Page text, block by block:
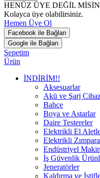
HENÜZ ÜYE DEĞİL
Kolayca üye olabilirsiniz.
Hemen Üye Ol
Facebook ile Bağlan
Google ile Bağlan
Sepetim
Ürün
İNDİRİM!!
Aksesuarlar
Akü ve Şarj
Bahçe
Boya ve Astarlar
Daire Testereler
Elektrikli El
Elektrikli
Endüstriyel
İş Güvenlik
Jeneratörler
Kaldırma ve